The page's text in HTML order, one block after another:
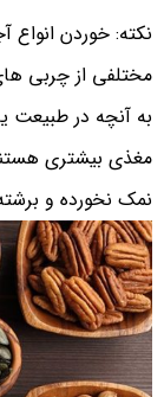
نکته: خوردن
مختلفی از چربی
به آنچه در طبیعت
مغذی بیشتری
نمک نخورده و